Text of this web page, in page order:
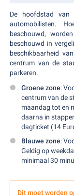
De hoofdstad
automobilisten.
beschouwd,
beschouwd in
beschikbaarheid
centrum van de
parkeren.
Groene zone:
centrum van de
maandag tot en
daarna in
dagticket (14
Blauwe zone:
Geldig op
minimaal 30
Dit moet worden